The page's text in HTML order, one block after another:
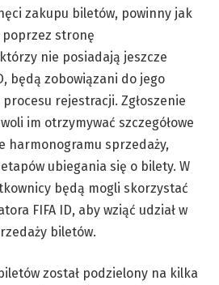
zakupu biletów, powinny jak
stronę
nie posiadają jeszcze
będą zobowiązani do jego
rejestracji. Zgłoszenie
im otrzymywać szczegółowe
harmonogramu sprzedaży,
ubiegania się o bilety. W
będą mogli skorzystać
FIFA ID, aby wziąć udział w
biletów.
został podzielony na kilka